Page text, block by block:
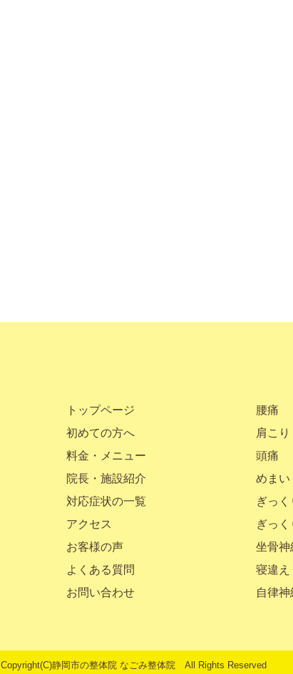
トップページ
初めての方へ
料金・メニュー
院長・施設紹介
対応症状の一覧
アクセス
お客様の声
よくある質問
お問い合わせ
腰痛
肩こり
頭痛
めまい
ぎっく
ぎっく
坐骨神
寝違え
自律
Copyright(C)静岡市の整体院なごみ整体院 All Rights Reserved